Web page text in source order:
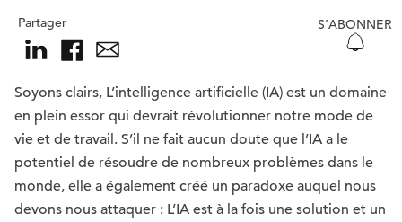
Partager S’ABONNER
Soyons clairs, L’intelligence artificielle (IA) est un domaine
en plein essor qui devrait révolutionner notre mode de
vie et de travail. S’il ne fait aucun doute que l’IA a le
potentiel de résoudre de nombreux problèmes dans le
monde, elle a également créé un paradoxe auquel nous
devons nous attaquer : L’IA est à la fois une solution et un